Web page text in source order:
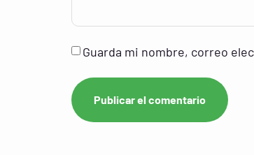
Guarda mi nombre, correo